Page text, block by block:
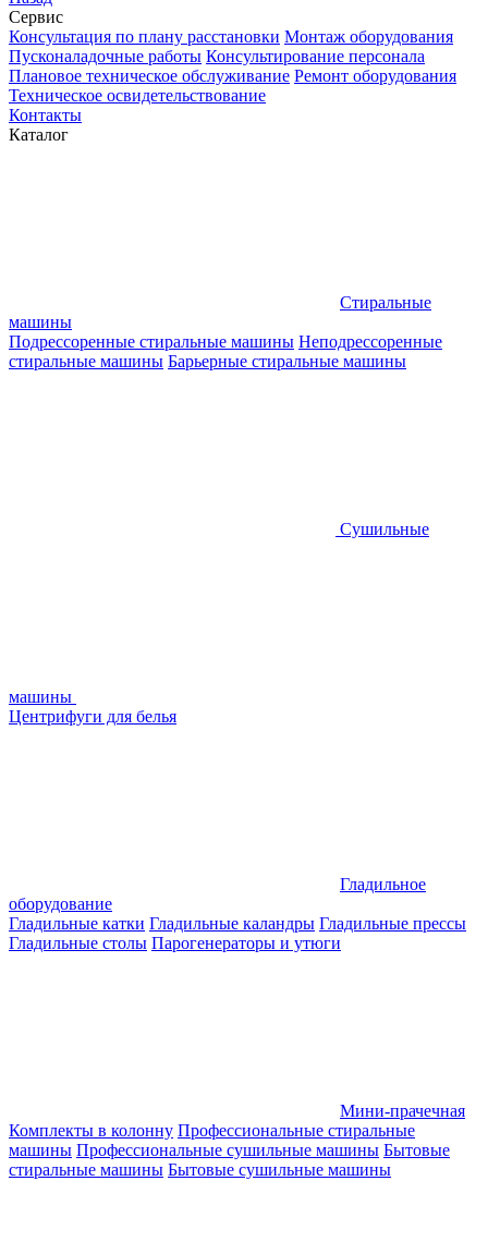
Сервис
Конcультация по плану расстановки Монтаж оборудования
Пусконаладочные работы Консультирование персонала
Плановое техническое обслуживание Ремонт оборудования
Техническое освидетельствование
Контакты
Каталог
Стиральные
машины
Подрессоренные стиральные машины Неподрессоренные
стиральные машины Барьерные стиральные машины
Сушильные
машины
Центрифуги для белья
Гладильное
оборудование
Гладильные катки Гладильные каландры Гладильные прессы
Гладильные столы Парогенераторы и утюги
Мини-прачечная
Комплекты в колонну Профессиональные стиральные
машины Профессиональные сушильные машины Бытовые
стиральные машины Бытовые сушильные машины